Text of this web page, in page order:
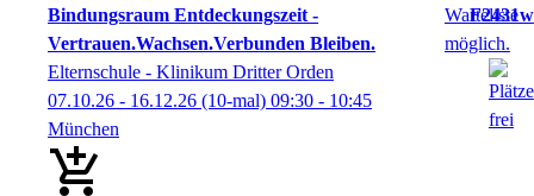
Bindungsraum Entdeckungszeit -
Vertrauen.Wachsen.Verbunden Bleiben.
F2431w
Elternschule - Klinikum Dritter Orden
07.10.26 - 16.12.26 (10-mal) 09:30 - 10:45
München